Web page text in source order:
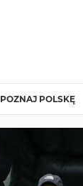
POZNAJ POLSKĘ